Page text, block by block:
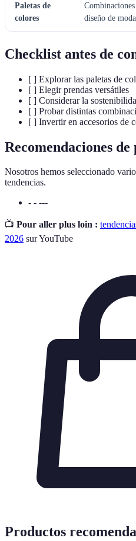
Paletas de
colores
diseño de moda.
Checklist antes de
[ ] Explorar las paletas de
[ ] Elegir prendas versátiles
[ ] Considerar la
[ ] Probar distintas
[ ] Invertir en accesorios de
Recomendaciones
Nosotros hemos seleccionado
tendencias.
- - ---
📺 Pour aller plus loin :
2026 sur YouTube
Productos